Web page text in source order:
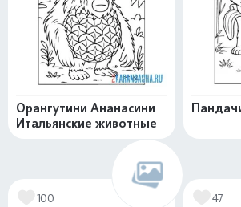
Орангутини Ананасини
Итальянские животные
100 47